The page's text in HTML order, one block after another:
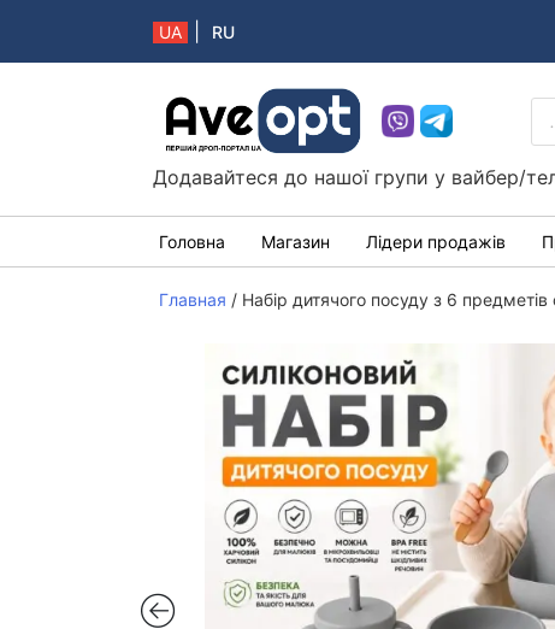
UA RU
Aveopt – оптова дропшипінг платформа в
Додавайтеся до нашої групи у вайбер/
Головна Магазин Лідери продажів
Главная / Набір дитячого посуду з 6 предметів